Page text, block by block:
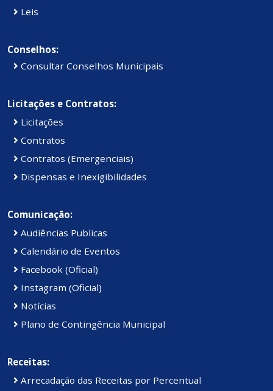
Leis
Conselhos:
Consultar Conselhos Municipais
Licitações e Contratos:
Licitações
Contratos
Contratos (Emergenciais)
Dispensas e Inexigibilidades
Comunicação:
Audiências Publicas
Calendário de Eventos
Facebook (Oficial)
Instagram (Oficial)
Notícias
Plano de Contingência Municipal
Receitas:
Arrecadação das Receitas por Percentual